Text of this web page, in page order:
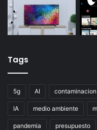
Tags
5g AI contaminacion
IA medio ambiente
pandemia presupuesto